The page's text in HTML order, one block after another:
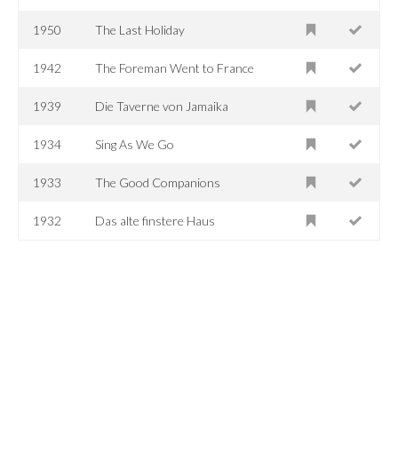
1950 The Last Holiday
1942 The Foreman Went to France
1939 Die Taverne von Jamaika
1934 Sing As We Go
1933 The Good Companions
1932 Das alte finstere Haus